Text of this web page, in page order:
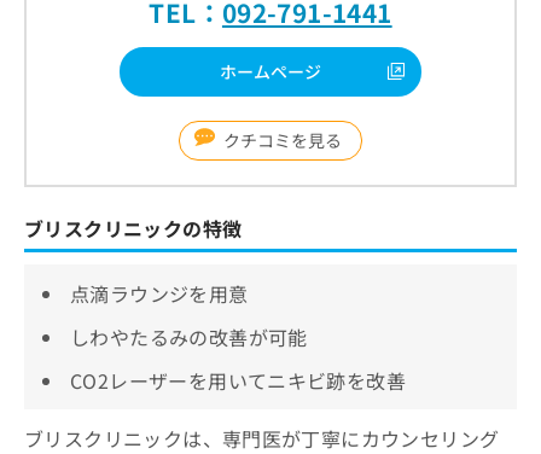
TEL： 092-791-1441
ホームページ
クチコミを見る
ブリスクリニックの特徴
点滴ラウンジを用意
しわやたるみの改善が可能
CO2レーザーを用いてニキビ跡を改善
ブリスクリニックは、専門医が丁寧にカウンセリング